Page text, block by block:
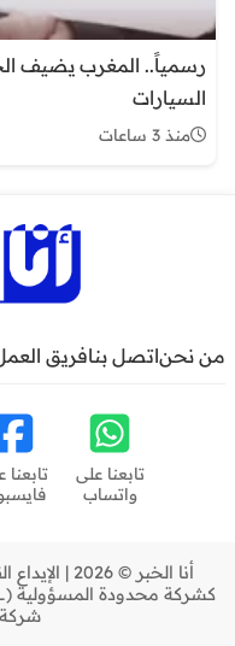
رسمياً.. المغرب يضيف
السيارات
منذ 3 ساعات
من نحناتصل بنافريق
تابعنا على
واتساب
تابعنا
شركة